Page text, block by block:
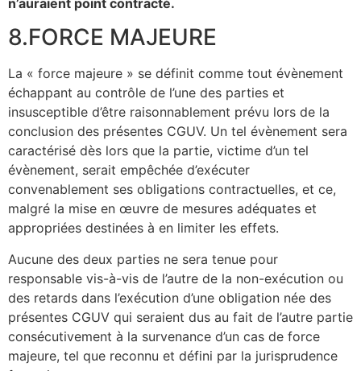
8.FORCE MAJEURE
La « force majeure » se définit comme tout évènement
échappant au contrôle de l’une des parties et
insusceptible d’être raisonnablement prévu lors de la
conclusion des présentes CGUV. Un tel évènement sera
caractérisé dès lors que la partie, victime d’un tel
évènement, serait empêchée d’exécuter
convenablement ses obligations contractuelles, et ce,
malgré la mise en œuvre de mesures adéquates et
appropriées destinées à en limiter les effets.
Aucune des deux parties ne sera tenue pour
responsable vis-à-vis de l’autre de la non-exécution ou
des retards dans l’exécution d’une obligation née des
présentes CGUV qui seraient dus au fait de l’autre partie
consécutivement à la survenance d’un cas de force
majeure, tel que reconnu et défini par la jurisprudence